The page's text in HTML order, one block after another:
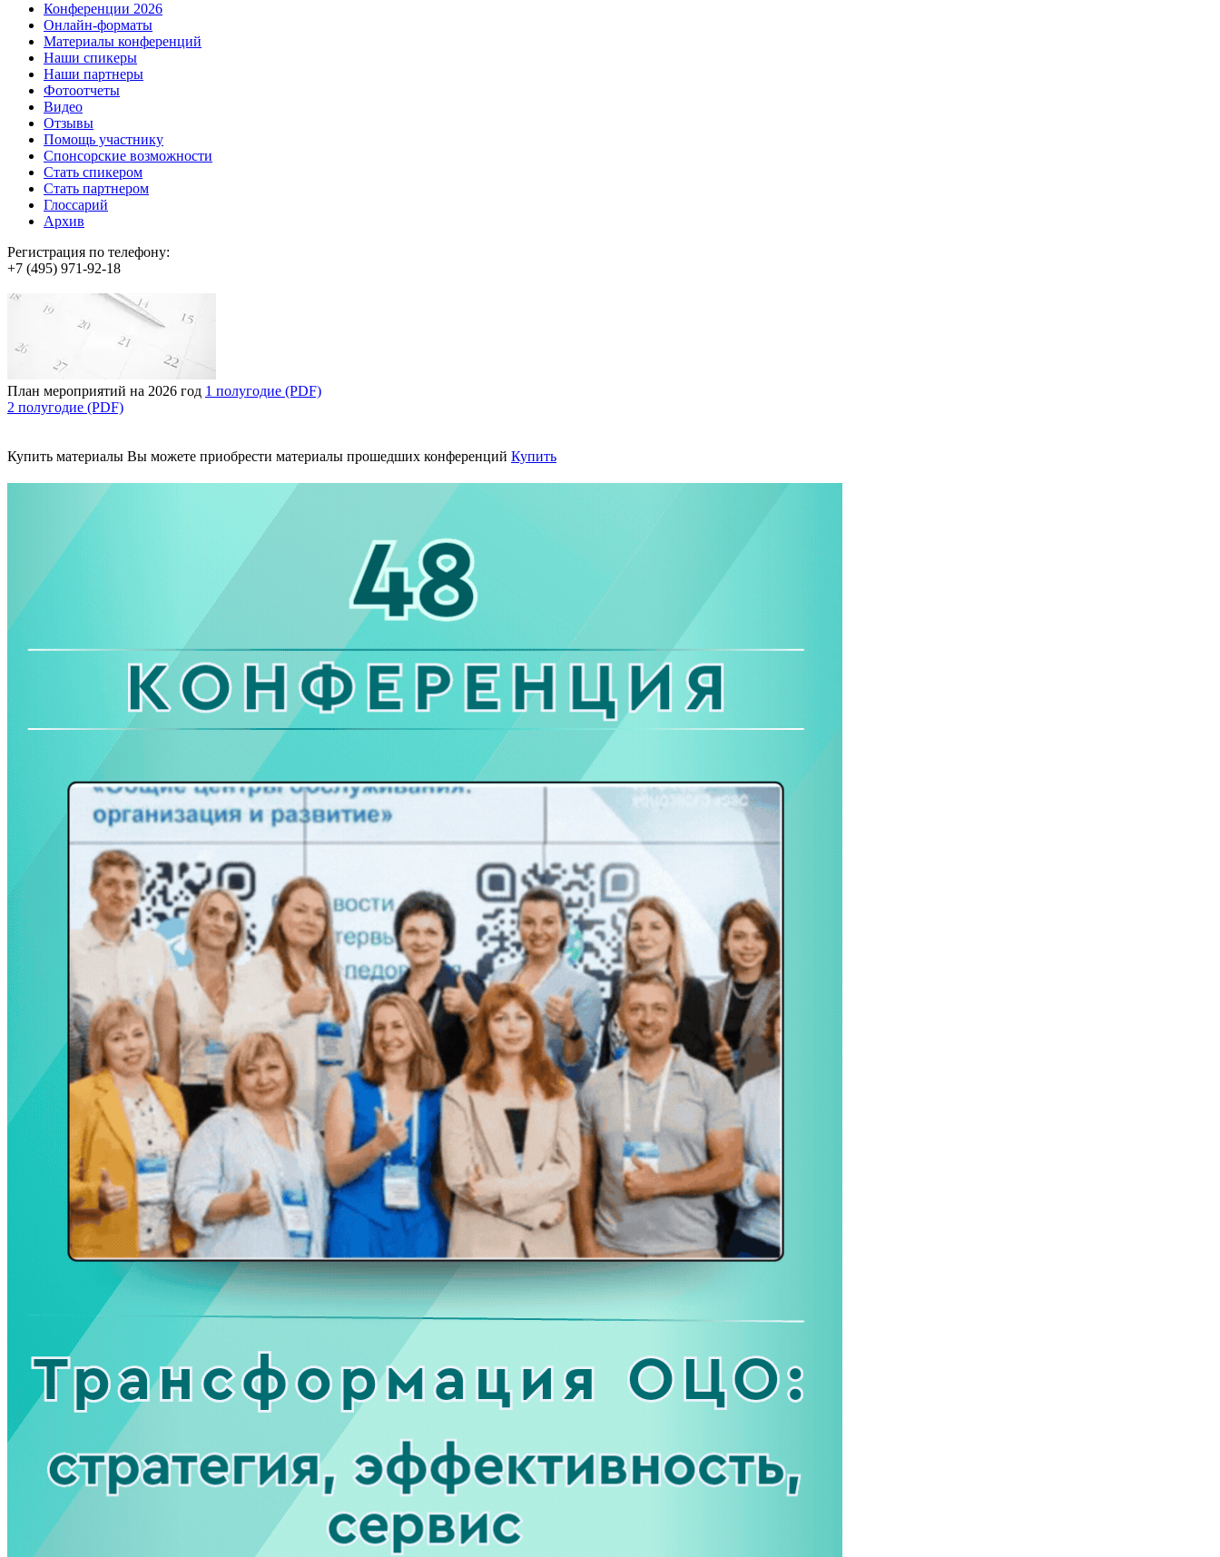
Конференции 2026
Онлайн-форматы
Материалы конференций
Наши спикеры
Наши партнеры
Фотоотчеты
Видео
Отзывы
Помощь участнику
Спонсорские возможности
Стать спикером
Стать партнером
Глоссарий
Архив
Регистрация по телефону:
+7 (495) 971-92-18
План мероприятий на 2026 год 1 полугодие (PDF)
2 полугодие (PDF)
Купить материалы Вы можете приобрести материалы прошедших конференций Купить